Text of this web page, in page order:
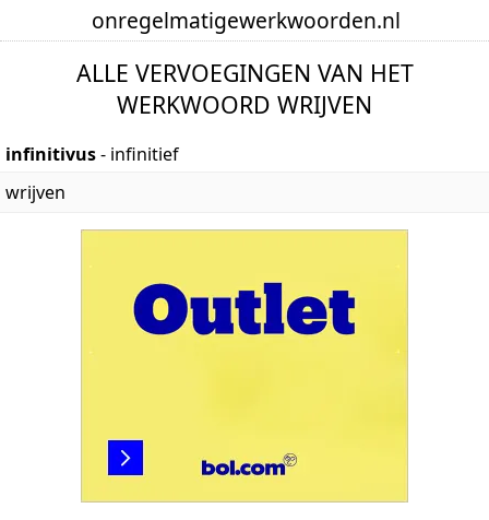
onregelmatigewerkwoorden.nl
ALLE VERVOEGINGEN VAN HET
WERKWOORD WRIJVEN
infinitivus- infinitief
wrijven